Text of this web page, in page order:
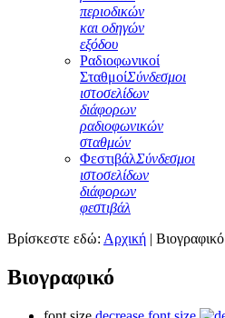
περιοδικών
και οδηγών
εξόδου
Ραδιοφωνικοί
ΣταθμοίΣύνδεσμοι
ιστοσελίδων
διάφορων
ραδιοφωνικών
σταθμών
ΦεστιβάλΣύνδεσμοι
ιστοσελίδων
διάφορων
φεστιβάλ
Βρίσκεστε εδώ: Αρχική | Βιογραφικό
Βιογραφικό